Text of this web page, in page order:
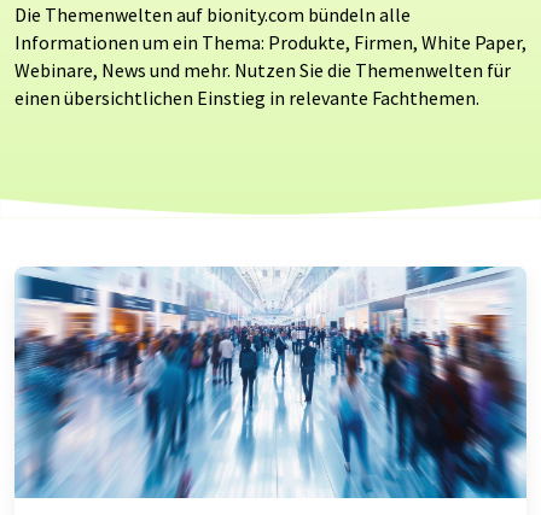
Die Themenwelten auf bionity.com bündeln alle
Informationen um ein Thema: Produkte, Firmen, White Paper,
Webinare, News und mehr. Nutzen Sie die Themenwelten für
einen übersichtlichen Einstieg in relevante Fachthemen.